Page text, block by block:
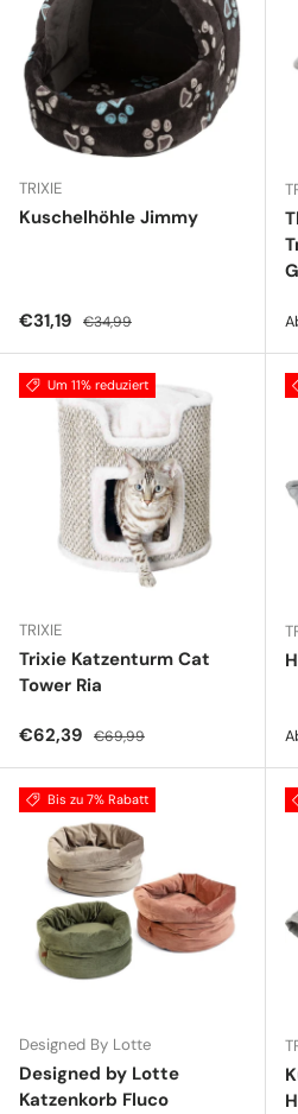
TRIXIE
Kuschelhöhle Jimmy
Verkaufspreis
€31,19 Normaler Preis
€34,99
Um 11% reduziert
TRIXIE
Trixie Katzenturm Cat
Tower Ria
Verkaufspreis
€62,39 Normaler Preis
€69,99
Bis zu 7% Rabatt
Designed By Lotte
Designed by Lotte
Katzenkorb Fluco